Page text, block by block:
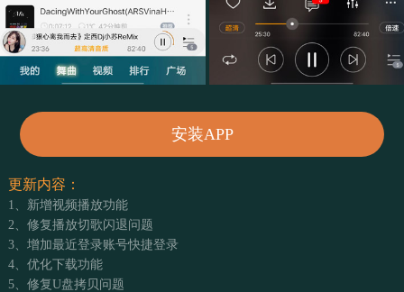
安装APP
更新内容：
1、新增视频播放功能
2、修复播放切歌闪退问题
3、增加最近登录账号快捷登录
4、优化下载功能
5、修复U盘拷贝问题